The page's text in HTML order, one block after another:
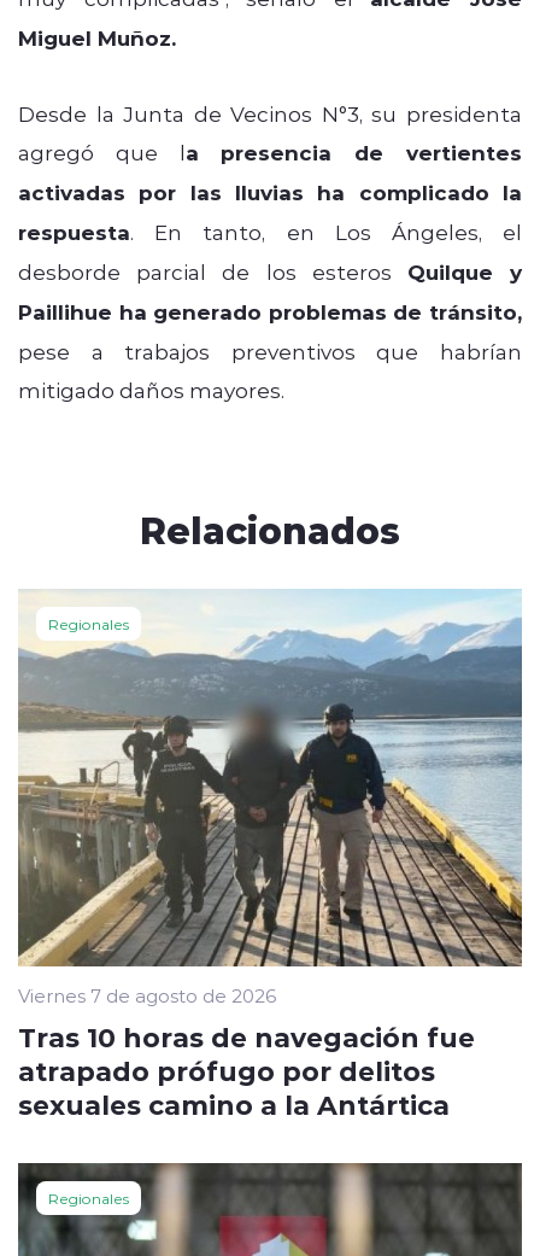
Miguel Muñoz.
Desde la Junta de Vecinos N°3, su presidenta
agregó que la presencia de vertientes
activadas por las lluvias ha complicado la
respuesta. En tanto, en Los Ángeles, el
desborde parcial de los esteros Quilque y
Paillihue ha generado problemas de tránsito,
pese a trabajos preventivos que habrían
mitigado daños mayores.
Relacionados
Regionales
Viernes 7 de agosto de 2026
Tras 10 horas de navegación fue
atrapado prófugo por delitos
sexuales camino a la Antártica
Regionales